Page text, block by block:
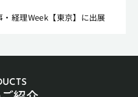
経理Week【東京】に出展